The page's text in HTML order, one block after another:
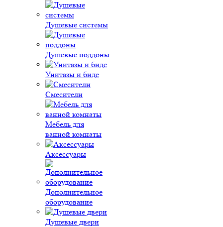
Душевые системы
Душевые поддоны
Унитазы и биде
Смесители
Мебель для
ванной комнаты
Аксессуары
Дополнительное
оборудование
Душевые двери